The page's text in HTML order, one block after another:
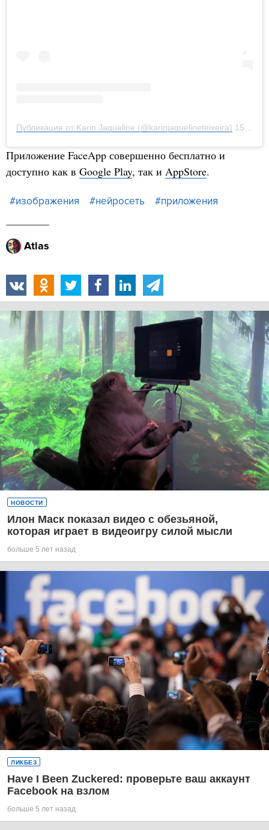
Публикация от Karin Jaqueline (@karinjaquelineteixeira) 15 Июл 2019 в 6:44 PDT
Приложение FaceApp совершенно бесплатно и
доступно как в Google Play, так и AppStore.
#изображения #нейросеть #приложения
Atlas
НОВОСТИ
Илон Маск показал видео с обезьяной,
которая играет в видеоигру силой мысли
больше 5 лет назад
ЛИКБЕЗ
Have I Been Zuckered: проверьте ваш аккаунт
Facebook на взлом
больше 5 лет назад